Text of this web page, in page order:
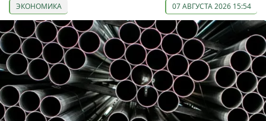
ЭКОНОМИКА 07 АВГУСТА 2026 15:54